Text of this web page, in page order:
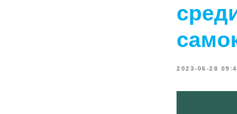
2023-06-28